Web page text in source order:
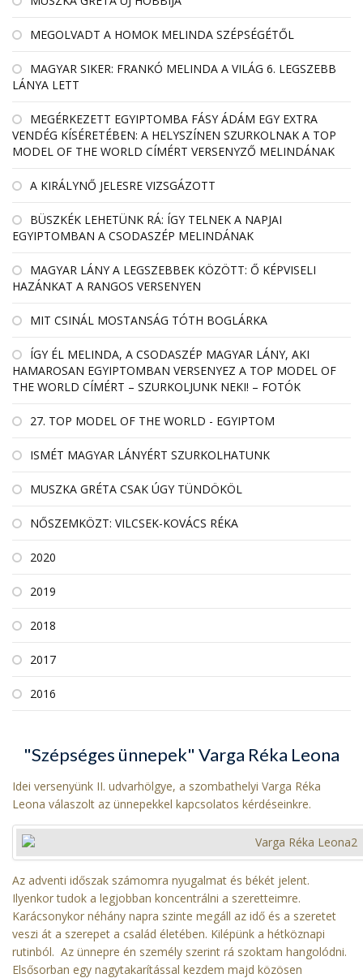
MEGOLVADT A HOMOK MELINDA SZÉPSÉGÉTŐL
MAGYAR SIKER: FRANKÓ MELINDA A VILÁG 6. LEGSZEBB
LÁNYA LETT
MEGÉRKEZETT EGYIPTOMBA FÁSY ÁDÁM EGY EXTRA
VENDÉG KÍSÉRETÉBEN: A HELYSZÍNEN SZURKOLNAK A TOP
MODEL OF THE WORLD CÍMÉRT VERSENYZŐ MELINDÁNAK
A KIRÁLYNŐ JELESRE VIZSGÁZOTT
BÜSZKÉK LEHETÜNK RÁ: ÍGY TELNEK A NAPJAI
EGYIPTOMBAN A CSODASZÉP MELINDÁNAK
MAGYAR LÁNY A LEGSZEBBEK KÖZÖTT: Ő KÉPVISELI
HAZÁNKAT A RANGOS VERSENYEN
MIT CSINÁL MOSTANSÁG TÓTH BOGLÁRKA
ÍGY ÉL MELINDA, A CSODASZÉP MAGYAR LÁNY, AKI
HAMAROSAN EGYIPTOMBAN VERSENYEZ A TOP MODEL OF
THE WORLD CÍMÉRT – SZURKOLJUNK NEKI! – FOTÓK
27. TOP MODEL OF THE WORLD - EGYIPTOM
ISMÉT MAGYAR LÁNYÉRT SZURKOLHATUNK
MUSZKA GRÉTA CSAK ÚGY TÜNDÖKÖL
NŐSZEMKÖZT: VILCSEK-KOVÁCS RÉKA
2020
2019
2018
2017
2016
"Szépséges ünnepek" Varga Réka Leona
Idei versenyünk II. udvarhölgye, a szombathelyi Varga Réka
Leona válaszolt az ünnepekkel kapcsolatos kérdéseinkre.
Az adventi időszak számomra nyugalmat és békét jelent.
Ilyenkor tudok a legjobban koncentrálni a szeretteimre.
Karácsonykor néhány napra szinte megáll az idő és a szeretet
veszi át a szerepet a család életében. Kilépünk a hétköznapi
rutinból. Az ünnepre én személy szerint rá szoktam hangolódni.
Elsősorban egy nagytakarítással kezdem majd közösen